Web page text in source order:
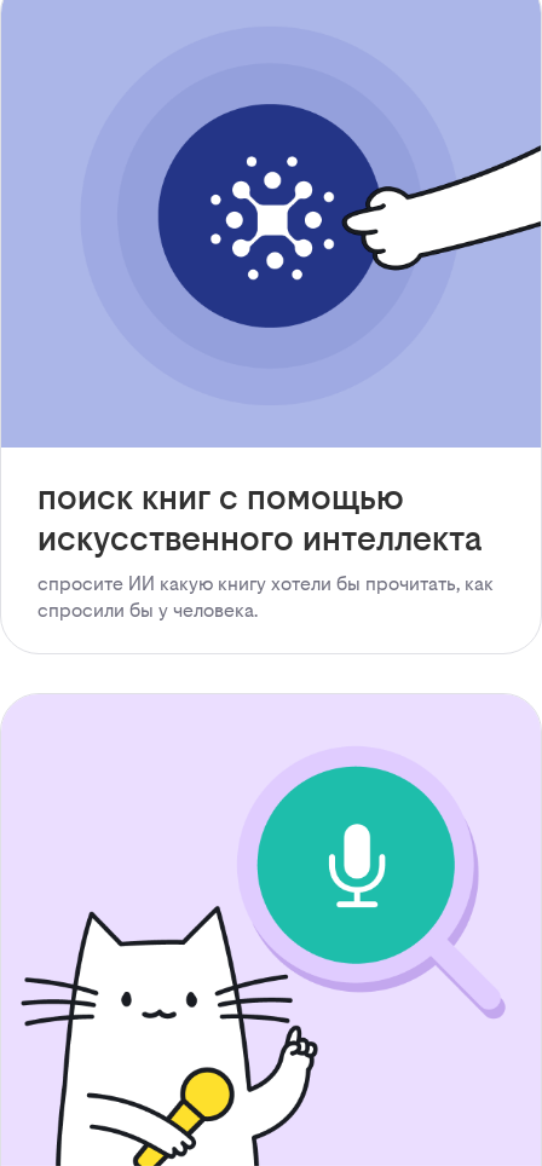
поиск книг с помощью
искусственного интеллекта
спросите ИИ какую книгу хотели бы прочитать, как
спросили бы у человека.